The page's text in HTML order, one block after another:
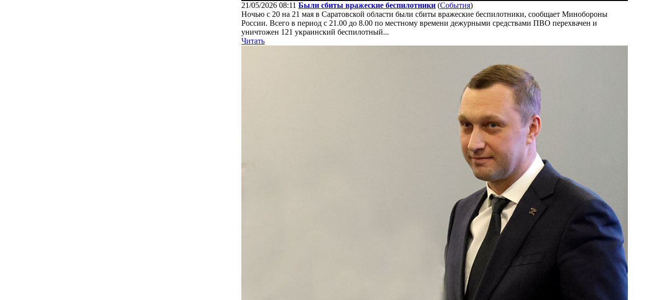
21/05/2026 08:11 Были сбиты вражеские беспилотники (События)
Ночью с 20 на 21 мая в Саратовской области были сбиты вражеские беспилотники, сообщает Минобороны
России. Всего в период с 21.00 до 8.00 по местному времени дежурными средствами ПВО перехвачен и
уничтожен 121 украинский беспилотный...
Читать